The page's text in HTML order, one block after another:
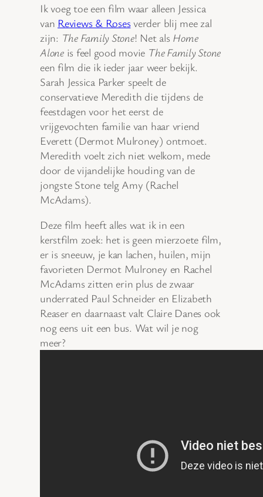
Ik voeg toe een film waar alleen Jessica
van Reviews & Rosesverder blij mee zal
zijn: The Family Stone! Net als Home
Aloneis feel good movie The Family Stone
een film die ik ieder jaar weer bekijk.
Sarah Jessica Parker speelt de
conservatieve Meredith die tijdens de
feestdagen voor het eerst de
vrijgevochten familie van haar vriend
Everett (Dermot Mulroney) ontmoet.
Meredith voelt zich niet welkom, mede
door de vijandelijke houding van de
jongste Stone telg Amy (Rachel
McAdams).
Deze film heeft alles wat ik in een
kerstfilm zoek: het is geen mierzoete film,
er is sneeuw, je kan lachen, huilen, mijn
favorieten Dermot Mulroney en Rachel
McAdams zitten erin plus de zwaar
underrated Paul Schneider en Elizabeth
Reaser en daarnaast valt Claire Danes ook
nog eens uit een bus. Wat wil je nog
meer?